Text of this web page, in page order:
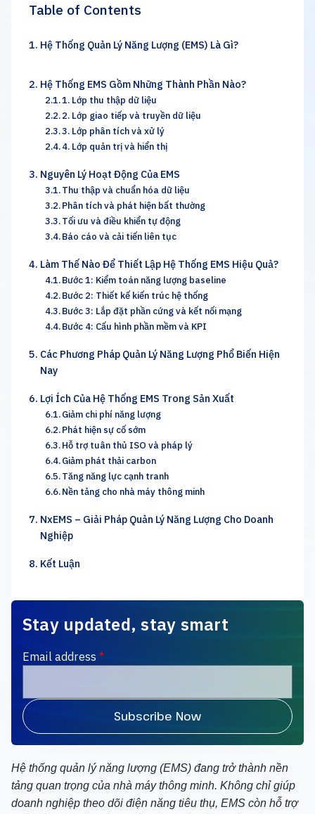
Table of Contents
Hệ Thống Quản Lý Năng Lượng (EMS) Là Gì?
Hệ Thống EMS Gồm Những Thành Phần Nào?
1. Lớp thu thập dữ liệu
2. Lớp giao tiếp và truyền dữ liệu
3. Lớp phân tích và xử lý
4. Lớp quản trị và hiển thị
Nguyên Lý Hoạt Động Của EMS
Thu thập và chuẩn hóa dữ liệu
Phân tích và phát hiện bất thường
Tối ưu và điều khiển tự động
Báo cáo và cải tiến liên tục
Làm Thế Nào Để Thiết Lập Hệ Thống EMS Hiệu Quả?
Bước 1: Kiểm toán năng lượng baseline
Bước 2: Thiết kế kiến trúc hệ thống
Bước 3: Lắp đặt phần cứng và kết nối mạng
Bước 4: Cấu hình phần mềm và KPI
Các Phương Pháp Quản Lý Năng Lượng Phổ Biến Hiện
Nay
Lợi Ích Của Hệ Thống EMS Trong Sản Xuất
Giảm chi phí năng lượng
Phát hiện sự cố sớm
Hỗ trợ tuân thủ ISO và pháp lý
Giảm phát thải carbon
Tăng năng lực cạnh tranh
Nền tảng cho nhà máy thông minh
NxEMS – Giải Pháp Quản Lý Năng Lượng Cho Doanh
Nghiệp
Kết Luận
Stay updated, stay smart
Email address*
Hệ thống quản lý năng lượng (EMS) đang trở thành nền
tảng quan trọng của nhà máy thông minh. Không chỉ giúp
doanh nghiệp theo dõi điện năng tiêu thụ, EMS còn hỗ trợ